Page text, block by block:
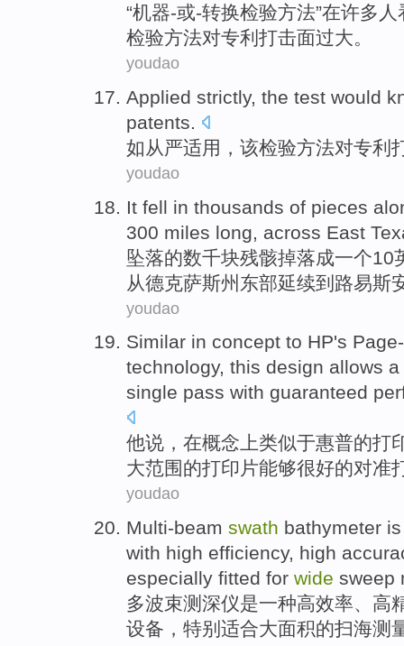
“机器-或-转换检验方法”在许多 人
检验方法对专利 打击面过大。
youdao
Applied strictly, the test would
patents.
如 从严适用， 该检验方法对专利
youdao
It fell in thousands of pieces
300 miles long , across East
坠落的数千块残骸掉落成一个10
从德克萨斯州 东部延续到路易斯
youdao
Similar in concept to HP's Page-
technology, this design allows a
single pass with guaranteed
他说 ， 在概念 上类似于惠普的打
大范围的打印 片能够很好的对准
youdao
Multi-beam swath bathymeter is
with high efficiency, high
especially fitted for wide sweep
多波束测深仪是一种高效率、 高
设备 ， 特别 适合大面积的扫海测